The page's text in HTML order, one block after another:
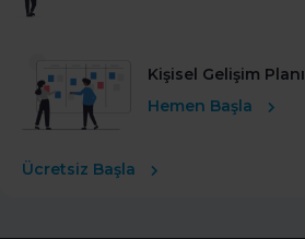
Kişisel Gelişim Planı
Hemen Başla
Ücretsiz Başla